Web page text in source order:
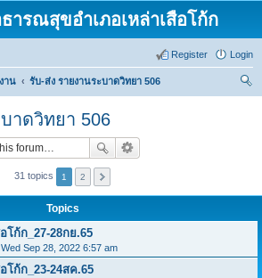
ารณสุขอำเภอเหล่าเสือโก้ก
Login
Register
าน
รับ-ส่ง รายงานระบาดวิทยา 506
าดวิทยา 506
31 topics 1 2
Topics
โก้ก_27-28กย.65
Wed Sep 28, 2022 6:57 am
โก้ก_23-24สค.65